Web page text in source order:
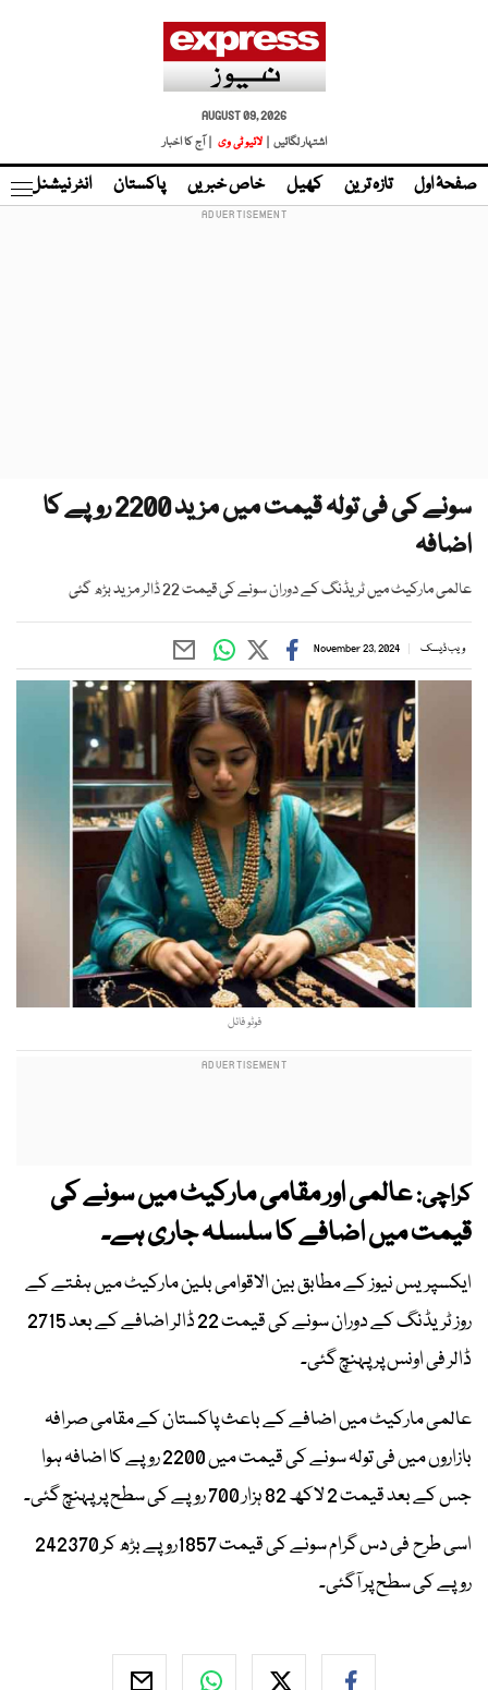
AUGUST 09, 2026
اشتہار لگائیں |
لائیو ٹی وی | آج کا اخبار
صفحۂ اول تازہ ترین کھیل خاص خبریں پاکستان انٹر نیشنل
سونے کی فی تولہ قیمت میں مزید 2200 روپے کا
اضافہ
عالمی مارکیٹ میں ٹریڈنگ کے دوران سونے کی قیمت 22 ڈالر مزید بڑھ گئی
ویب ڈیسک November 23, 2024
فوٹو فائل
کراچی:عالمی اور مقامی مارکیٹ میں سونے کی
قیمت میں اضافے کا سلسلہ جاری ہے۔
ایکسپریس نیوز کے مطابق بین الاقوامی بلین مارکیٹ میں ہفتے کے
روز ٹریڈنگ کے دوران سونے کی قیمت 22 ڈالر اضافے کے بعد 2715
ڈالر فی اونس پر پہنچ گئی۔
عالمی مارکیٹ میں اضافے کے باعث پاکستان کے مقامی صرافہ
بازاروں میں فی تولہ سونے کی قیمت میں 2200 روپے کا اضافہ ہوا
جس کے بعد قیمت 2 لاکھ 82 ہزار 700 روپے کی سطح پر پہنچ گئی۔
اسی طرح فی دس گرام سونے کی قیمت 1857روپے بڑھ کر 242370
روپے کی سطح پر آگئی۔